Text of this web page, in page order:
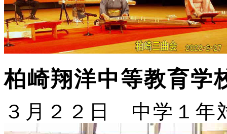
柏崎翔洋中等教育学
３月２２日 中学１年